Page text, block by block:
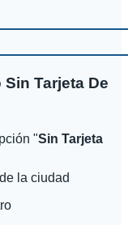
Tarjeta De
"Sin Tarjeta
la ciudad